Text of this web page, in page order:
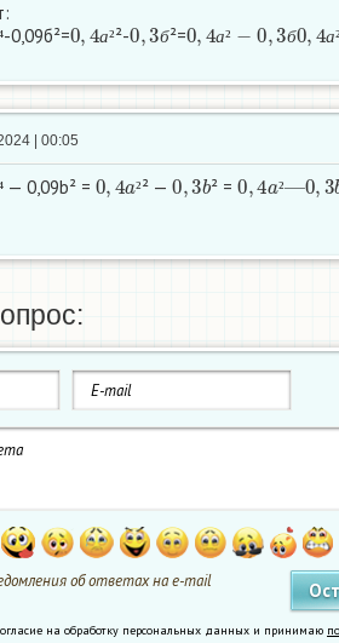
0,09б²=0 4а ²-0 3б ²=0 4а 3 б 0 4а
| 00:05
— 0,09b² = 0 4a ² —0 3b ² =0 4a 0, b
об ответах на e-mail
на обработку персональных данных и принимаю